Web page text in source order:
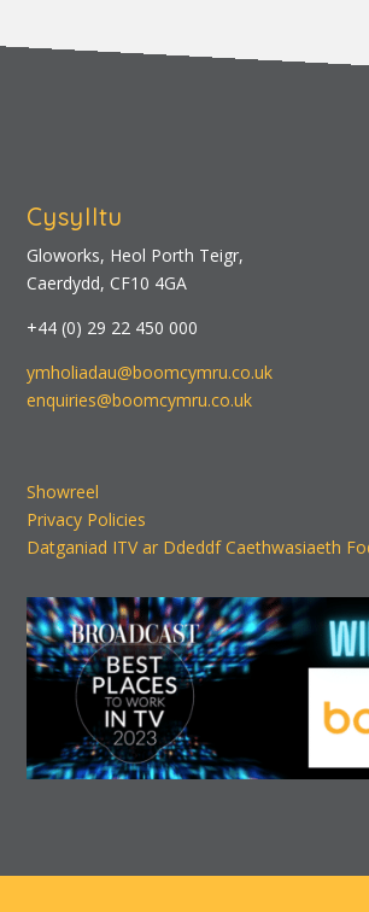
Cysylltu
Gloworks, Heol Porth Teigr,
Caerdydd, CF10 4GA
+44 (0) 29 22 450 000
ymholiadau@boomcymru.co.uk
enquiries@boomcymru.co.uk
Showreel
Privacy Policies
Datganiad ITV ar Ddeddf Caethwasiaeth